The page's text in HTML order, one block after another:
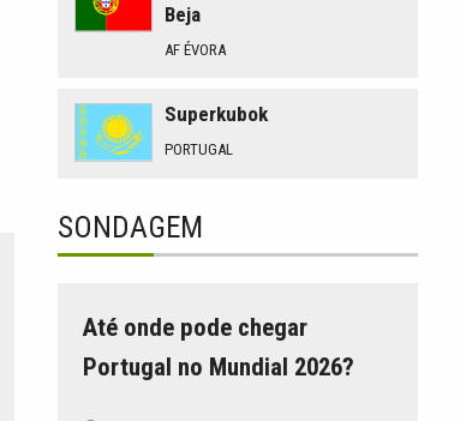
Beja
AF ÉVORA
Superkubok
PORTUGAL
SONDAGEM
Até onde pode chegar
Portugal no Mundial 2026?